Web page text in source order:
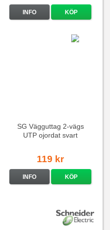
INFO KÖP
SG Vägguttag 2-vägs
UTP ojordat svart
119 kr
INFO KÖP